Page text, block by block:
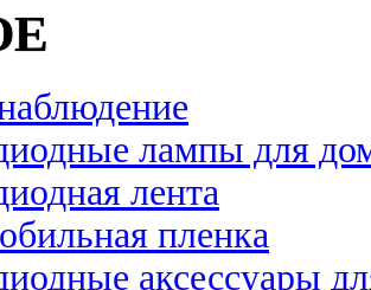
лампы для
лента
пленка
аксессуары